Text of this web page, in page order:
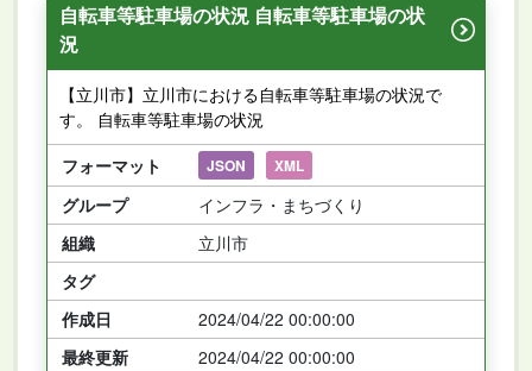
自転車等駐車場の状況 自転車等駐車場の状
況
【立川市】立川市における自転車等駐車場の状況で
す。 自転車等駐車場の状況
フォーマット
JSON XML
グループ
インフラ・まちづくり
組織
立川市
タグ
作成日
2024/04/22 00:00:00
最終更新
2024/04/22 00:00:00